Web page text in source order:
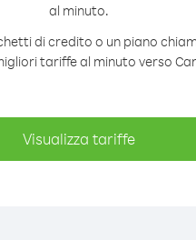
al minuto.
di credito o un piano
tariffe al minuto verso
Visualizza tariffe